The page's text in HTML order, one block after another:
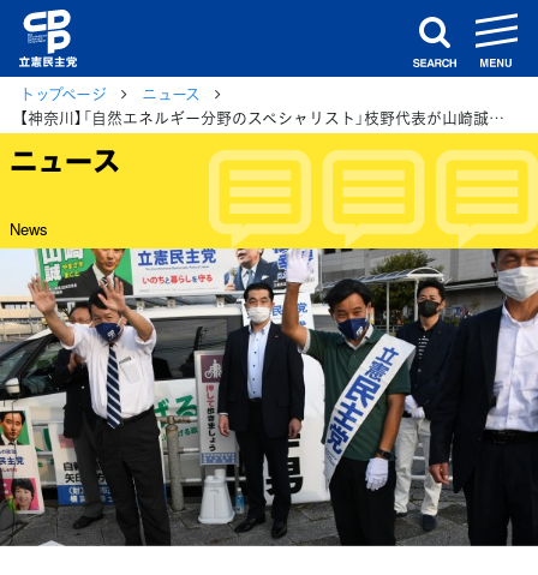
search
トップページ
ニュース
【神奈川】「自然エネルギー分野のスペシャリスト」枝野代表が山崎誠第5区総支部長を評価
ニュース
News